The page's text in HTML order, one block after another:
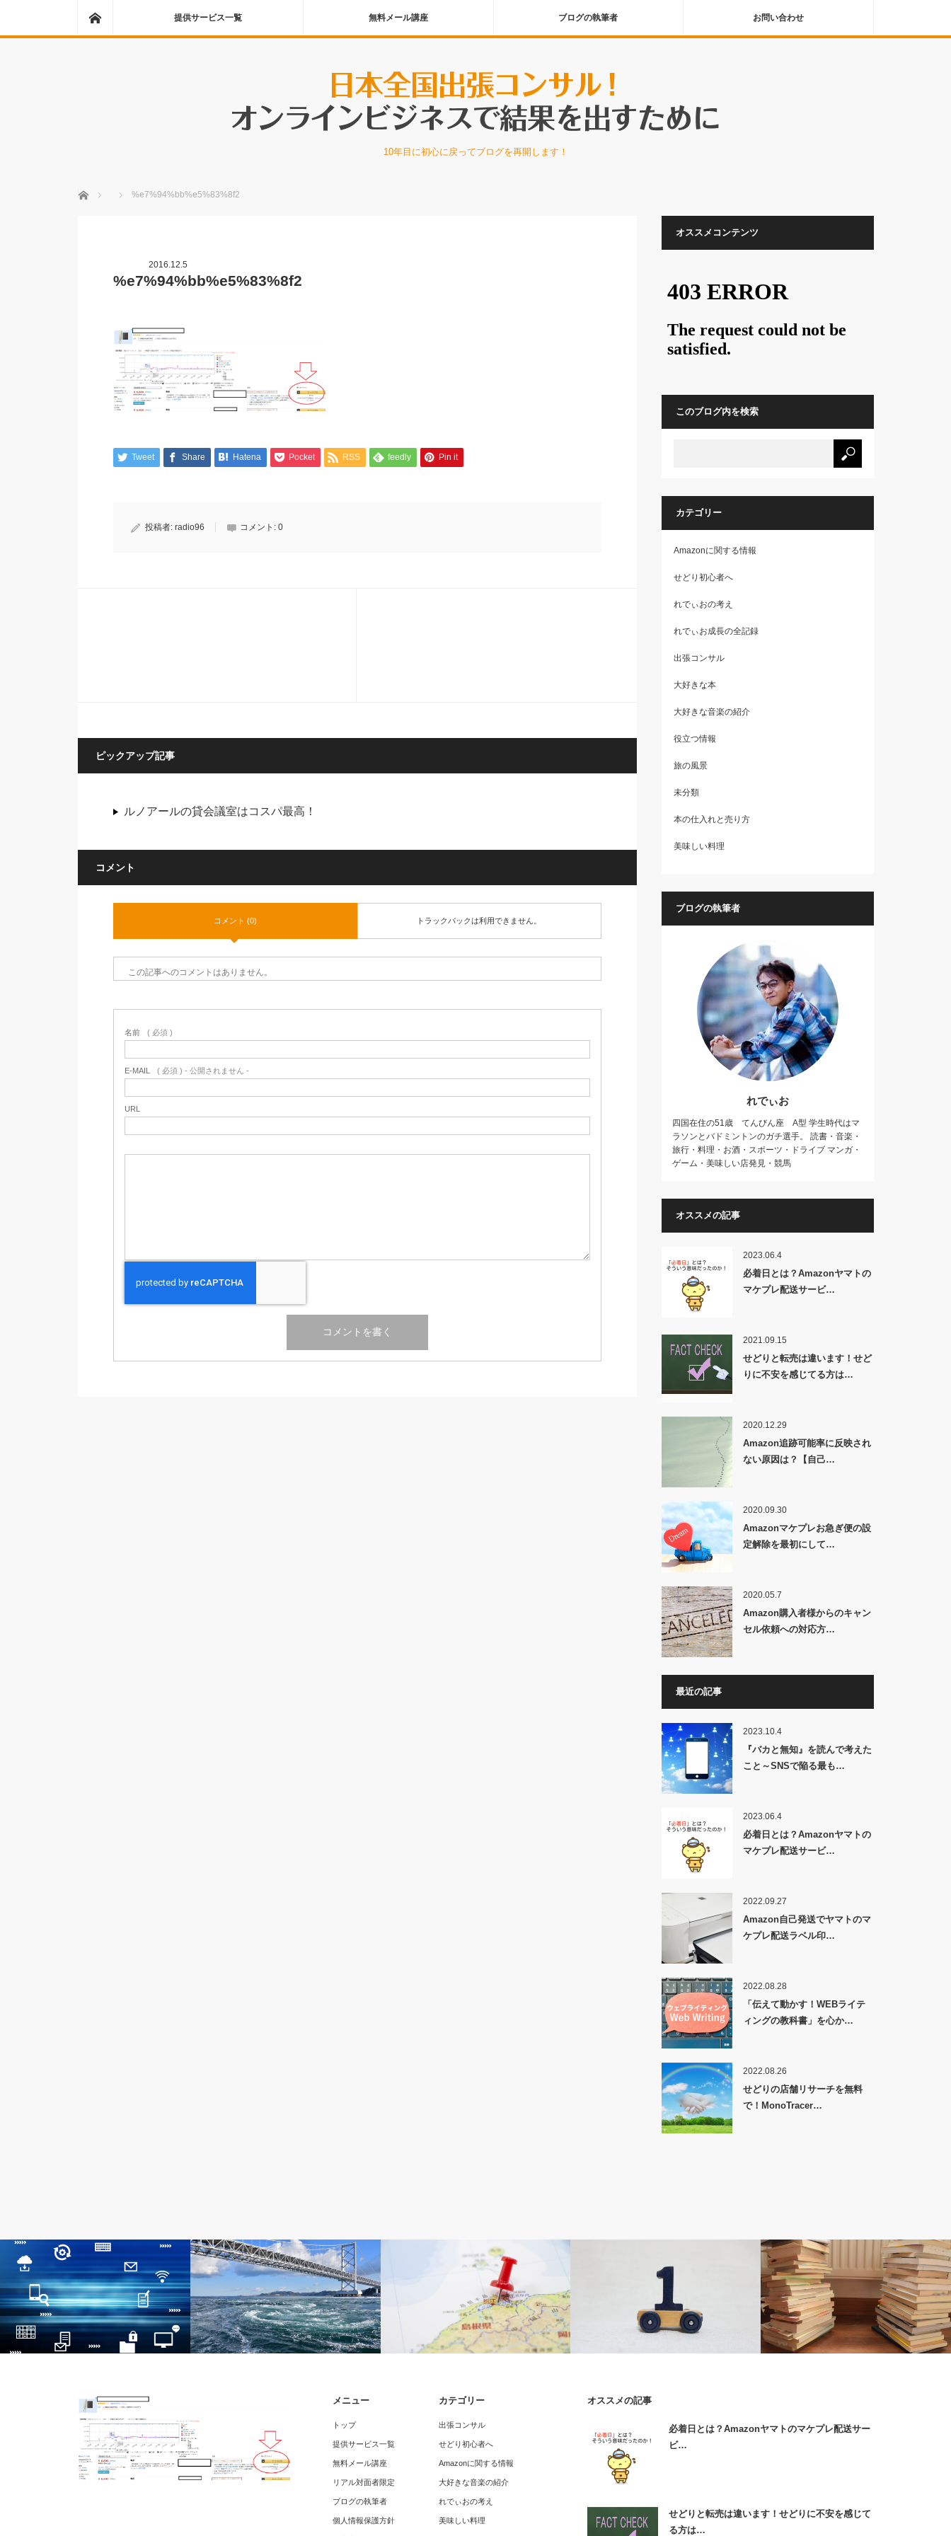
提供サービス一覧 無料メール講座 ブログの執筆者 お問い合わせ
10年目に初心に戻ってブログを再開します！
ホーム %e7%94%bb%e5%83%8f2
2016.12.5
%e7%94%bb%e5%83%8f2
Tweet Share Hatena Pocket RSS feedly Pin it
投稿者: radio96 コメント: 0
ピックアップ記事
ルノアールの貸会議室はコスパ最高！
コメント
コメント (0) トラックバックは利用できません。
この記事へのコメントはありません。
名前 ( 必須 )
E-MAIL ( 必須 ) - 公開されません -
URL
オススメコンテンツ
このブログ内を検索
カテゴリー
Amazonに関する情報
せどり初心者へ
れでぃおの考え
れでぃお成長の全記録
出張コンサル
大好きな本
大好きな音楽の紹介
役立つ情報
旅の風景
未分類
本の仕入れと売り方
美味しい料理
ブログの執筆者
れでぃお
四国在住の51歳 てんびん座 A型 学生時代はマ
ラソンとバドミントンのガチ選手。 読書・音楽・
旅行・料理・お酒・スポーツ・ドライブ マンガ・
ゲーム・美味しい店発見・競馬
オススメの記事
2023.06.4
必着日とは？Amazonヤマトの
マケプレ配送サービ…
2021.09.15
せどりと転売は違います！せど
りに不安を感じてる方は…
2020.12.29
Amazon追跡可能率に反映され
ない原因は？【自己…
2020.09.30
Amazonマケプレお急ぎ便の設
定解除を最初にして…
2020.05.7
Amazon購入者様からのキャン
セル依頼への対応方…
最近の記事
2023.10.4
『バカと無知』を読んで考えた
こと～SNSで陥る最も…
2023.06.4
必着日とは？Amazonヤマトの
マケプレ配送サービ…
2022.09.27
Amazon自己発送でヤマトのマ
ケプレ配送ラベル印…
2022.08.28
「伝えて動かす！WEBライテ
ィングの教科書」を心か…
2022.08.26
せどりの店舗リサーチを無料
で！MonoTracer…
せどりリサーチ量と仕入れ場所-せどり開
せどりツアー静岡から四国まで来てくれ
せどりツアー島根まで光速で高速を走行
した記録
せどり 初めての仕入れ -せどり開始1
日目- [確定申告や仕入れ管理の話も]
【プレゼント音声付】年末の大掃除で本
オススメの記事
必着日とは？Amazonヤマトのマケプレ配送サー
ビ…
せどりと転売は違います！せどりに不安を感じて
る方は…
メニュー
トップ
提供サービス一覧
無料メール講座
リアル対面者限定
ブログの執筆者
個人情報保護方針
カテゴリー
出張コンサル
せどり初心者へ
Amazonに関する情報
大好きな音楽の紹介
れでぃおの考え
美味しい料理